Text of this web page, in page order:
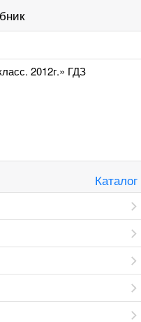
2012г.» ГДЗ
Каталог